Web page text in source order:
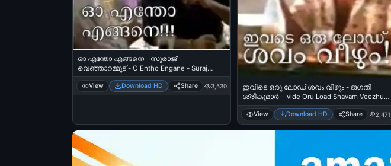
ഓ എന്തോ എങ്ങനെ - സുരാജ്
വെഞ്ഞാറമ്മൂട് - O Entho Engane - Suraj
Venjarammood
View Download HD Share 3,530
ഇവിടെ ഒരു ലോഡ് ശവം വീഴും - ജഗതി
ശ്രീകുമാര്‍ - Ivide Oru Load Shavam Veezhum
- Jagathy Sreekumar
View Download HD Share 2,471